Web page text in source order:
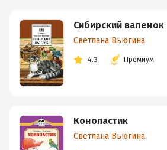
Сибирский валенок
Светлана Вьюгина
4.3 Премиум
Конопастик
Светлана Вьюгина